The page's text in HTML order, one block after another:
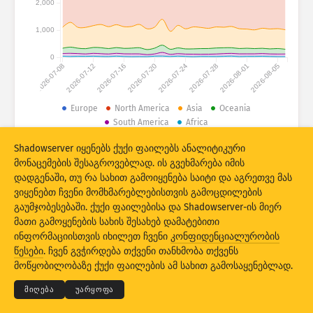
შეტევის სტატისტიკა: მოწყობილობები
დახმარება
ქვეყნები
მონაცემთა კომპლექტი
დააჯგუფეთ
ქვეყანა ტეგი
Stacking სტეკში განთავსებული გადაფარვა
ავტომატური განახლების შედეგები
განახლება
საწყის პარამეტრებზე
დაბრუნება
PNG-ს სახით ჩამოტვირთვა
2026-07-082026-07-122026-07-162026-07-202026-07-242026-07-282026-08-012026-08-05
0
1,000
2,000
Europe North America Asia
Oceania
South America
Africa
© 2026 The Shadowserver Foundation
© 2026THE SHADOWSERVER FOUNDATION
კონფიდენციალურობა და პირობები
დაგვიკავშირდით
კრედიტები
Shadowserver იყენებს ქუქი ფაილებს ანალიტიკური
მონაცემების შესაგროვებლად. ის გვეხმარება იმის
დადგენაში, თუ რა სახით გამოიყენება საიტი და აგრეთვე მას
ვიყენებთ ჩვენი მომხმარებლებისთვის გამოცდილების
გაუმჯობესებაში. ქუქი ფაილებისა და Shadowserver-ის მიერ
მათი გამოყენების სახის შესახებ დამატებითი
ინფორმაციისთვის იხილეთ ჩვენი კონფიდენციალურობის
წესები. ჩვენ გვჭირდება თქვენი თანხმობა თქვენს
მოწყობილობაზე ქუქი ფაილების ამ სახით გამოსაყენებლად.
მიღება უარყოფა